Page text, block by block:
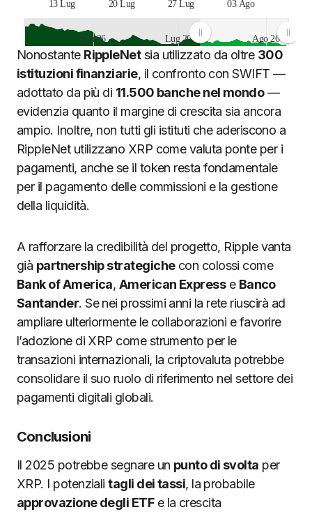
13 Lug 20 Lug 27 Lug 03 Ago
Giu 26 Lug 26 Ago 26
JS chart by amCharts
Nonostante RippleNetsia utilizzato da oltre 300
istituzioni finanziarie, il confronto con SWIFT —
adottato da più di 11.500 banche nel mondo—
evidenzia quanto il margine di crescita sia ancora
ampio. Inoltre, non tutti gli istituti che aderiscono a
RippleNet utilizzano XRP come valuta ponte per i
pagamenti, anche se il token resta fondamentale
per il pagamento delle commissioni e la gestione
della liquidità.
A rafforzare la credibilità del progetto, Ripple vanta
già partnership strategichecon colossi come
Bank of America, American Expresse Banco
Santander. Se nei prossimi anni la rete riuscirà ad
ampliare ulteriormente le collaborazioni e favorire
l’adozione di XRP come strumento per le
transazioni internazionali, la criptovaluta potrebbe
consolidare il suo ruolo di riferimento nel settore dei
pagamenti digitali globali.
Conclusioni
Il 2025 potrebbe segnare un punto di svolta per
XRP. I potenzialitagli dei tassi, la probabile
approvazione degli ETFe la crescita